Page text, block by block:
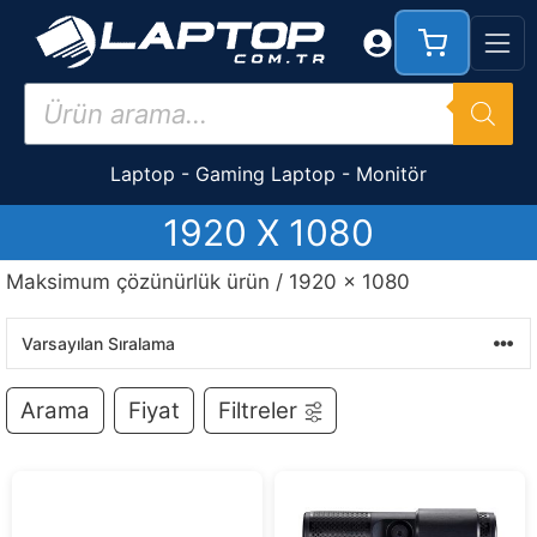
İçeriğe
Products
search
Laptop - Gaming Laptop - Monitör
1920 X 1080
Maksimum çözünürlük ürün / 1920 x 1080
Arama Fiyat Filtreler